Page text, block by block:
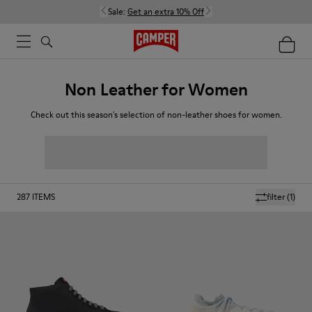
Sale: Get an extra 10% Off
Non Leather for Women
Check out this season's selection of non-leather shoes for women.
filter(1)
287 ITEMS